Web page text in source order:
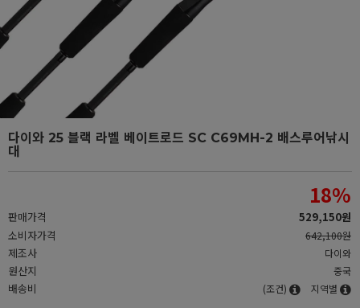
다이와 25 블랙 라벨 베이트로드 SC C69MH-2 배스루어낚시
대
판매가격
18%
529,150원
소비자가격
642,100원
제조사 다이와
원산지 중국
배송비 (조건)
지역별